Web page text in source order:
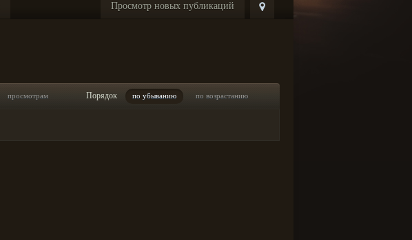
Просмотр новых публикаций
просмотрам Порядок по убыванию по возрастанию